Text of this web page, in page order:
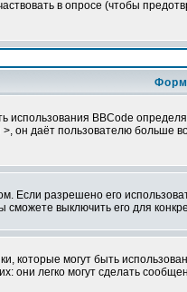
в опросе (чтобы
использования BBCode
>, он даёт пользователю
Если разрешено его
сможете выключить его для
которые могут быть
они легко могут сделать